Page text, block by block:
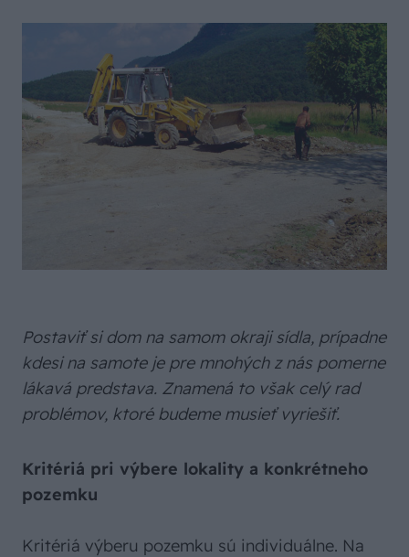
Postaviť si dom na samom okraji sídla, prípadne
kdesi na samote je pre mnohých z nás pomerne
lákavá predstava. Znamená to však celý rad
problémov, ktoré budeme musieť vyriešiť.
Kritériá pri výbere lokality a konkrétneho
pozemku
Kritériá výberu pozemku sú individuálne. Na